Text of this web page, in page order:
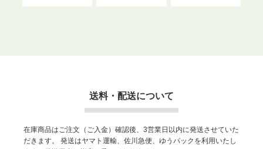
送料・配送について
在庫商品はご注文（ご入金）確認後、3営業日以内に発送させていた
だきます。
発送はヤマト運輸、佐川急便、ゆうパックを利用いたし